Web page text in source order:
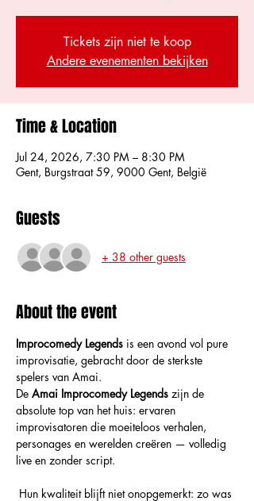
Tickets zijn niet te koop
Andere evenementen bekijken
Time & Location
Jul 24, 2026, 7:30 PM – 8:30 PM
Gent, Burgstraat 59, 9000 Gent, België
Guests
+ 38 other guests
About the event
Improcomedy Legends is een avond vol pure
improvisatie, gebracht door de sterkste
spelers van Amai.
De Amai Improcomedy Legends zijn de
absolute top van het huis: ervaren
improvisatoren die moeiteloos verhalen,
personages en werelden creëren — volledig
live en zonder script.